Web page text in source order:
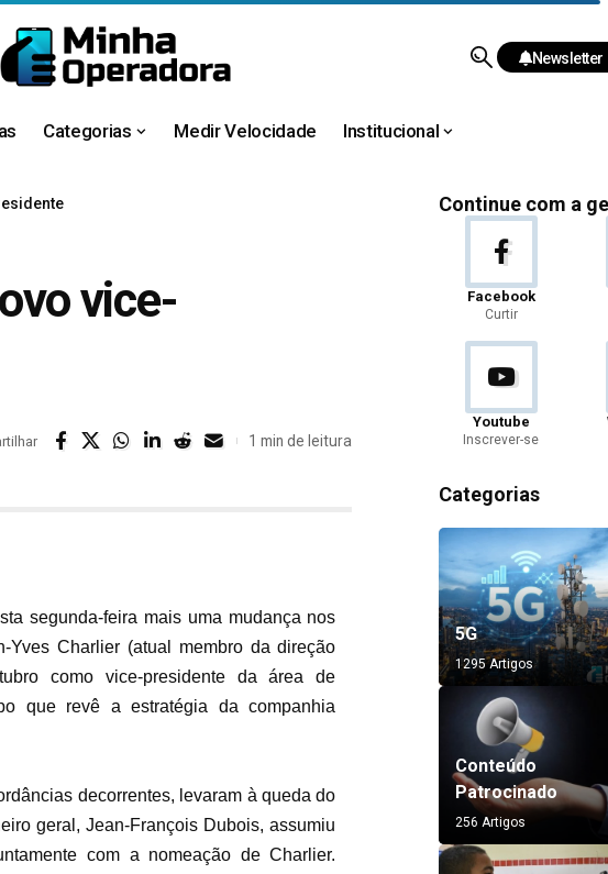
Newsletter
Categorias Medir Velocidade Institucional
vice-
1 min de leitura
segunda-feira mais uma mudança nos
Charlier (atual membro da direção
como vice-presidente da área de
que revê a estratégia da companhia
decorrentes, levaram à queda do
geral, Jean-François Dubois, assumiu
com a nomeação de Charlier.
Continue com a
Facebook
Curtir
Youtube
Inscrever-se
Categorias
5G
1295 Artigos
Conteúdo
Patrocinado
256 Artigos